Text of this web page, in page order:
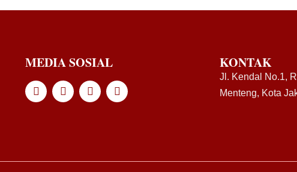
MEDIA SOSIAL KONTAK
Jl. Kendal No.1,
Menteng, Kota